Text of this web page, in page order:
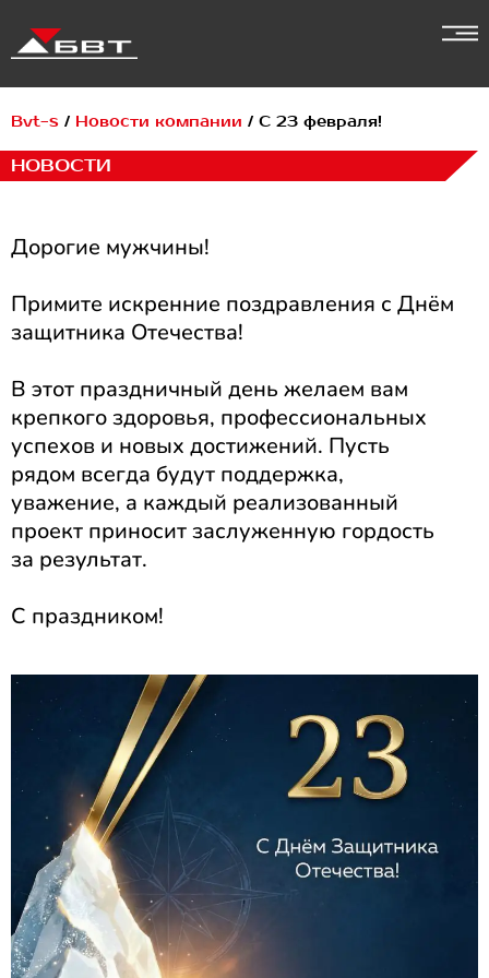
Bvt-s / Новости компании / С 23 февраля!
НОВОСТИ
Дорогие мужчины!
‎Примите искренние поздравления с Днём
защитника Отечества!
‎В этот праздничный день желаем вам
крепкого здоровья, профессиональных
успехов и новых достижений. Пусть
рядом всегда будут поддержка,
уважение, а каждый реализованный
проект приносит заслуженную гордость
за результат.
‎С праздником!